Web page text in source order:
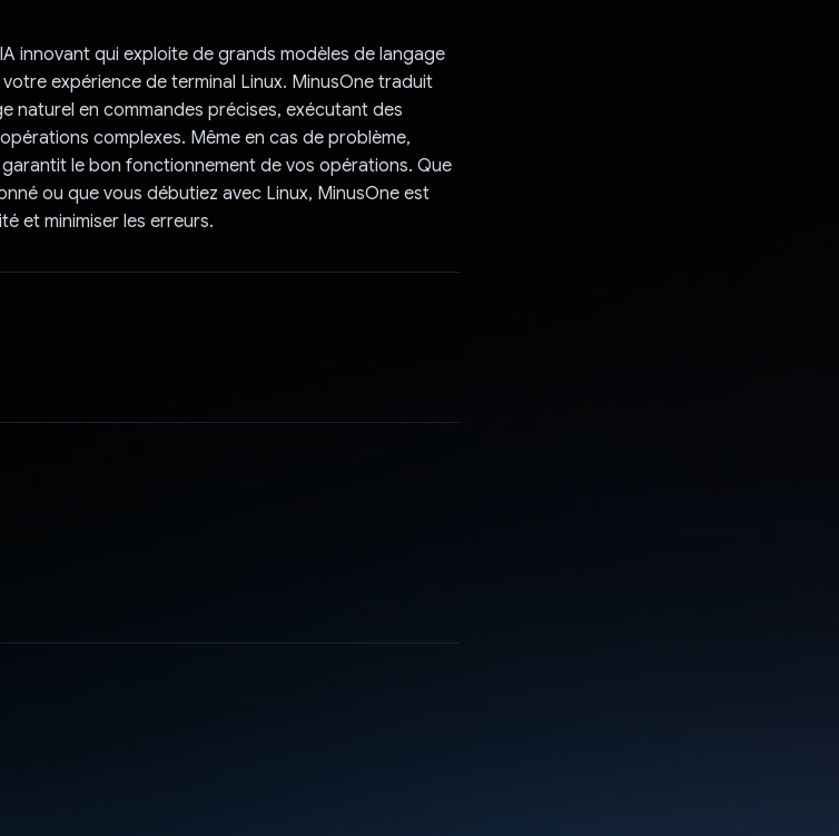
innovant qui exploite de grands modèles de langage
expérience de terminal Linux. MinusOne traduit
naturel en commandes précises, exécutant des
complexes. Même en cas de problème,
le bon fonctionnement de vos opérations. Que
ou que vous débutiez avec Linux, MinusOne est
et minimiser les erreurs.